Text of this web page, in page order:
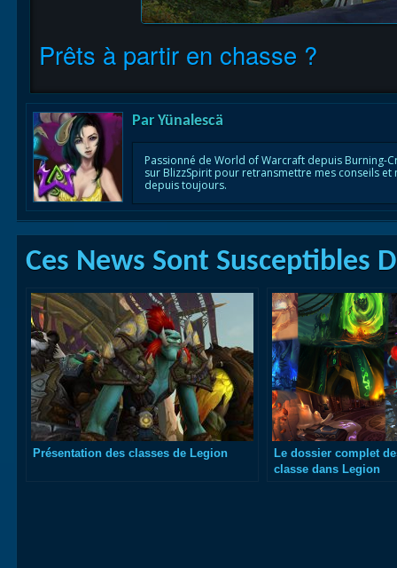
Prêts à partir en chasse ?
Par Yünalescä
Passionné de World of Warcraft depuis Burning-
sur BlizzSpirit pour retransmettre mes conseils
depuis toujours.
Ces News Sont Susceptibles
Présentation des classes de Legion
Le dossier complet
classe dans Legion